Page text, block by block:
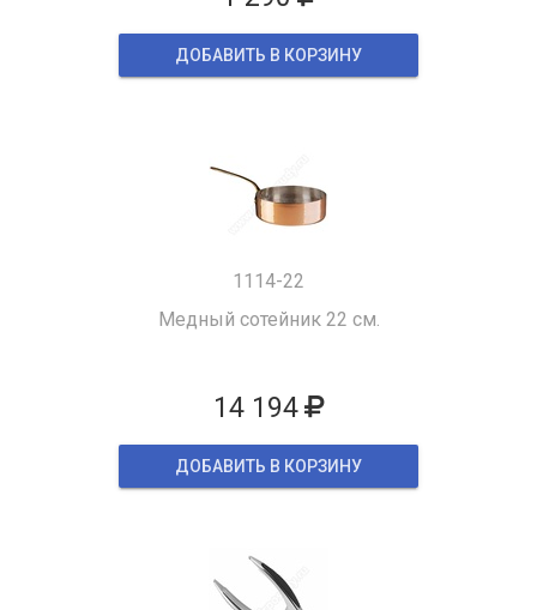
ДОБАВИТЬ В КОРЗИНУ
1114-22
Медный сотейник 22 см.
14 194
ДОБАВИТЬ В КОРЗИНУ